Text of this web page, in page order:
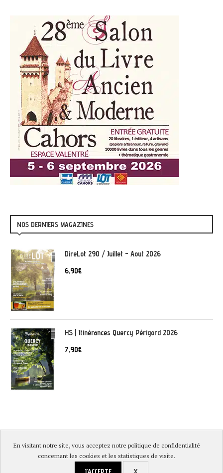
En visitant notre site, vous acceptez notre politique de confidentialité
concernant les cookies et les statistiques de visite.
NOS DERNIERS MAGAZINES
DireLot 290 / Juillet - Aout 2026
6,90€
HS | Itinérances Quercy Périgord 2026
7,90€
© DireLot 2019 |Mentions légales & Politique de confidentialité|
Conditions générales de vente|Paiement sécurisé et livraison